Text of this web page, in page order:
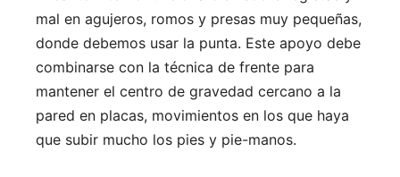
mal en agujeros, romos y presas muy pequeñas,
donde debemos usar la punta. Este apoyo debe
combinarse con la técnica de frente para
mantener el centro de gravedad cercano a la
pared en placas, movimientos en los que haya
que subir mucho los pies y pie-manos.